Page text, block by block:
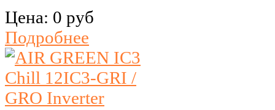
Цена: 0 руб
Подробнее